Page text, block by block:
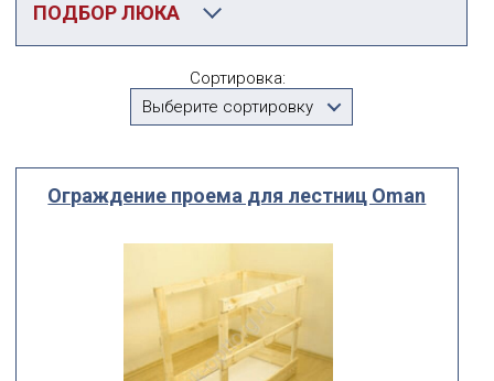
ПОДБОР ЛЮКА
Ограждения проема для чердачных лестниц
Выберите...
высота
мм
Сортировка:
Выберите сортировку
Ограждение проема для лестниц Oman